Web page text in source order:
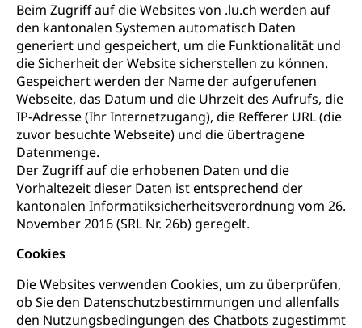
Beim Zugriff auf die Websites von .lu.ch werden auf
den kantonalen Systemen automatisch Daten
generiert und gespeichert, um die Funktionalität und
die Sicherheit der Website sicherstellen zu können.
Gespeichert werden der Name der aufgerufenen
Webseite, das Datum und die Uhrzeit des Aufrufs, die
IP-Adresse (Ihr Internetzugang), die Refferer URL (die
zuvor besuchte Webseite) und die übertragene
Datenmenge.
Der Zugriff auf die erhobenen Daten und die
Vorhaltezeit dieser Daten ist entsprechend der
kantonalen Informatiksicherheitsverordnung vom 26.
November 2016 (SRL Nr. 26b) geregelt.
Cookies
Die Websites verwenden Cookies, um zu überprüfen,
ob Sie den Datenschutzbestimmungen und allenfalls
den Nutzungsbedingungen des Chatbots zugestimmt